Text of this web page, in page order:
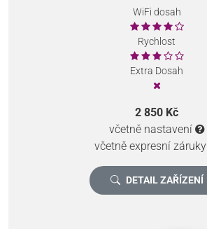
WiFi dosah
Rychlost
Extra Dosah
2 850 Kč
včetně nastavení
včetně expresní záruky
DETAIL ZAŘÍZENÍ